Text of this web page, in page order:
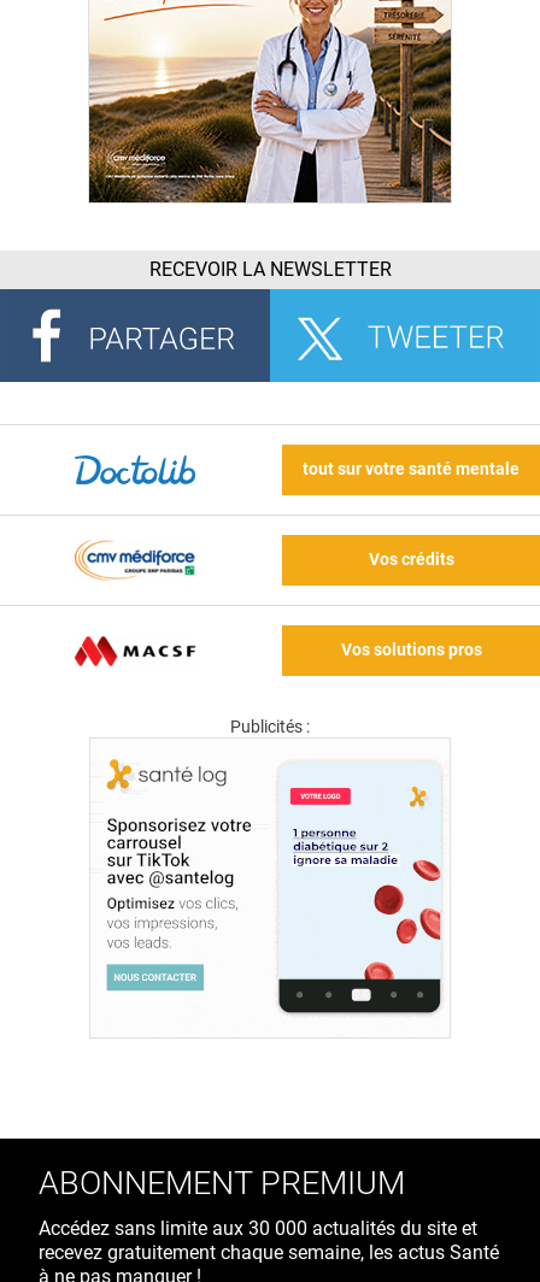
RECEVOIR LA NEWSLETTER
tout sur votre santé mentale
Vos crédits
Vos solutions pros
Publicités :
ABONNEMENT PREMIUM
Accédez sans limite aux 30 000 actualités du site et
recevez gratuitement chaque semaine, les actus Santé
à ne pas manquer !